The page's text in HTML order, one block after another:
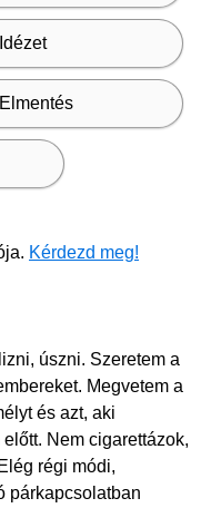
Idézet
Elmentés
Kérdezd meg!
úszni. Szeretem a
Megvetem a
és azt, aki
Nem cigarettázok,
régi módi,
párkapcsolatban